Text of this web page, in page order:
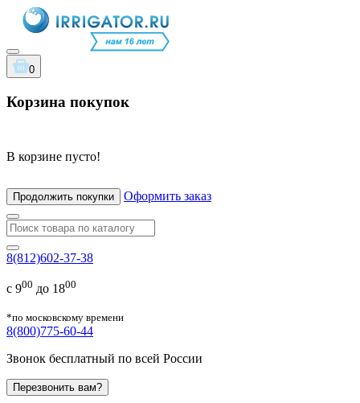
0
Корзина покупок
В корзине пусто!
Продолжить покупки Оформить заказ
8(812)602-37-38
с 900 до 1800
*по московскому времени
8(800)775-60-44
Звонок бесплатный по всей России
Перезвонить вам?